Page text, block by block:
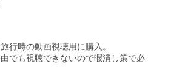
行時の動画視聴用に購入。
でも視聴できないので暇潰し策で必